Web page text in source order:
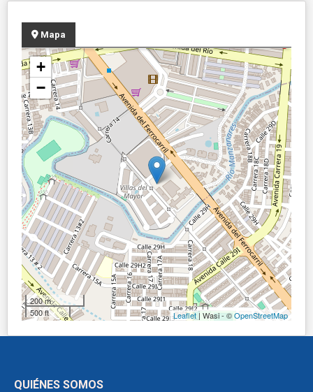
Mapa
+
−
200 m
500 ft
Leaflet| Wasi - ©OpenStreetMap
QUIÉNES SOMOS